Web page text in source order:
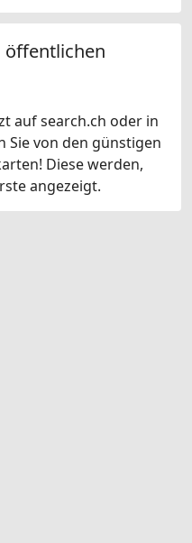
öffentlichen
auf search.ch oder in
von den günstigen
Diese werden,
angezeigt.